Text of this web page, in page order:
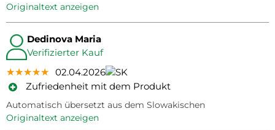
Originaltext anzeigen
Dedinova Maria
Verifizierter Kauf
★★★★★
★★★★★
★★★★★ 02.04.2026
Zufriedenheit mit dem Produkt
Automatisch übersetzt aus dem Slowakischen
Originaltext anzeigen